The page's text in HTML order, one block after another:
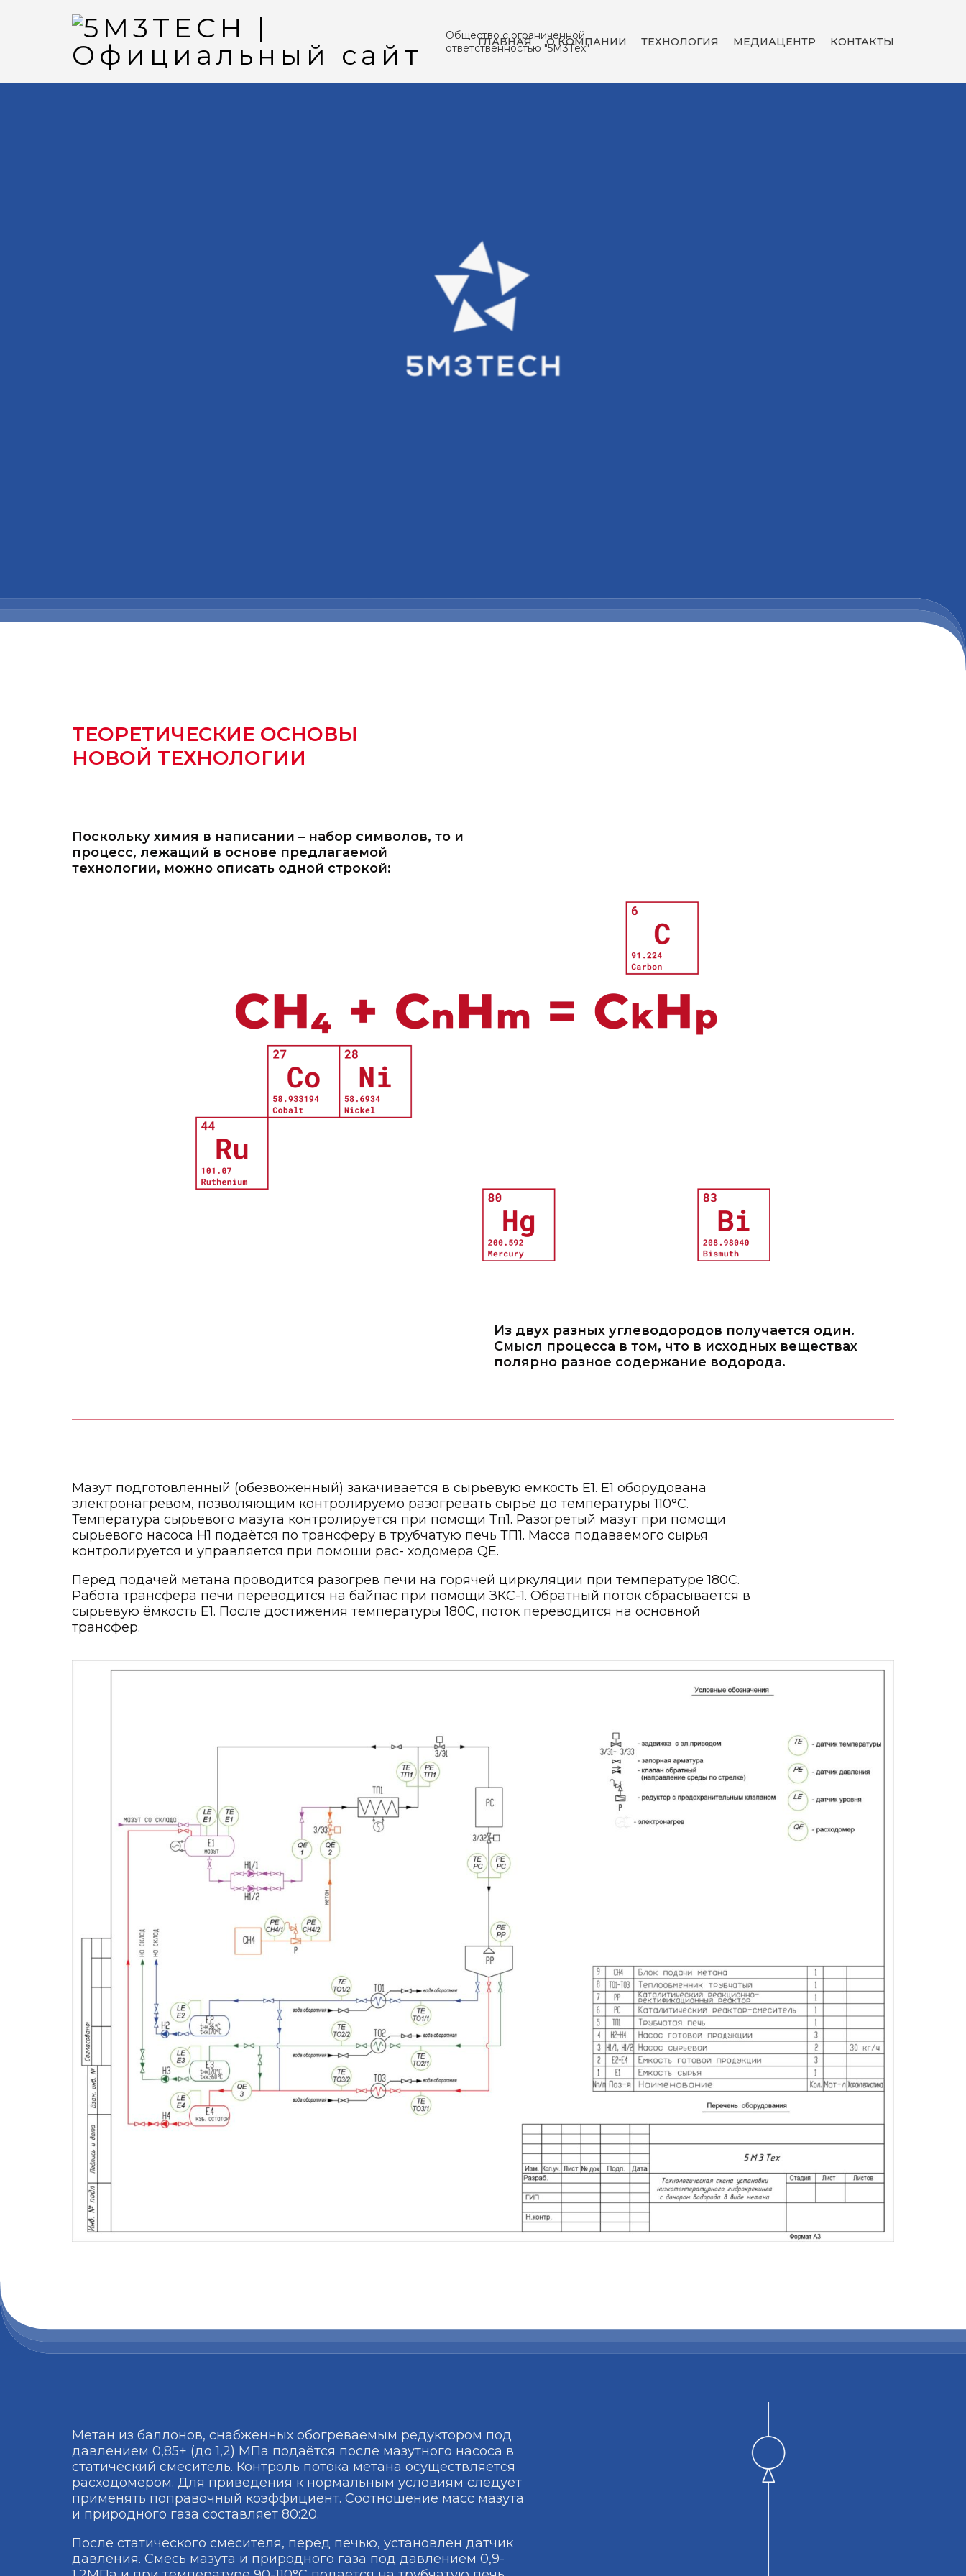
Общество с ограниченной
ответственностью "5М3Тех"
ГЛАВНАЯ О КОМПАНИИ ТЕХНОЛОГИЯ МЕДИАЦЕНТР КОНТАКТЫ
ТЕОРЕТИЧЕСКИЕ ОСНОВЫ
НОВОЙ ТЕХНОЛОГИИ
Поскольку химия в написании – набор символов, то и
процесс, лежащий в основе предлагаемой
технологии, можно описать одной строкой:
Из двух разных углеводородов получается один.
Смысл процесса в том, что в исходных веществах
полярно разное содержание водорода.
Мазут подготовленный (обезвоженный) закачивается в сырьевую емкость Е1. Е1 оборудована
электронагревом, позволяющим контролируемо разогревать сырьё до температуры 110°С.
Температура сырьевого мазута контролируется при помощи Тп1. Разогретый мазут при помощи
сырьевого насоса Н1 подаётся по трансферу в трубчатую печь ТП1. Масса подаваемого сырья
контролируется и управляется при помощи рас- ходомера QE.
Перед подачей метана проводится разогрев печи на горячей циркуляции при температуре 180С.
Работа трансфера печи переводится на байпас при помощи ЗКС-1. Обратный поток сбрасывается в
сырьевую ёмкость Е1. После достижения температуры 180С, поток переводится на основной
трансфер.
Метан из баллонов, снабженных обогреваемым редуктором под
давлением 0,85+ (до 1,2) МПа подаётся после мазутного насоса в
статический смеситель. Контроль потока метана осуществляется
расходомером. Для приведения к нормальным условиям следует
применять поправочный коэффициент. Соотношение масс мазута
и природного газа составляет 80:20.
После статического смесителя, перед печью, установлен датчик
давления. Смесь мазута и природного газа под давлением 0,9-